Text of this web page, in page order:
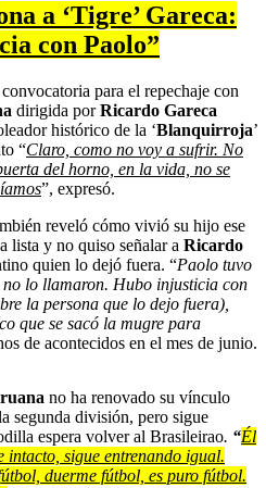
a ‘Tigre’ Gareca:
con Paolo”
para el repechaje con
dirigida porRicardo Gareca
histórico de la ‘Blanquirroja’
“Claro, como no voy a sufrir. No
del horno, en la vida, no se
”, expresó.
reveló cómo vivió su hijo ese
lista y no quiso señalar a Ricardo
quien lo dejó fuera. “Paolo tuvo
no lo llamaron. Hubo injusticia con
la persona que lo dejo fuera),
que se sacó la mugre para
de acontecidos en el mes de junio.
no ha renovado su vínculo
segunda división, pero sigue
espera volver al Brasileirao. “Él
intacto, sigue entrenando igual.
duerme fútbol, es puro fútbol.